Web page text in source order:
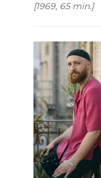
[1969, 65 min.]